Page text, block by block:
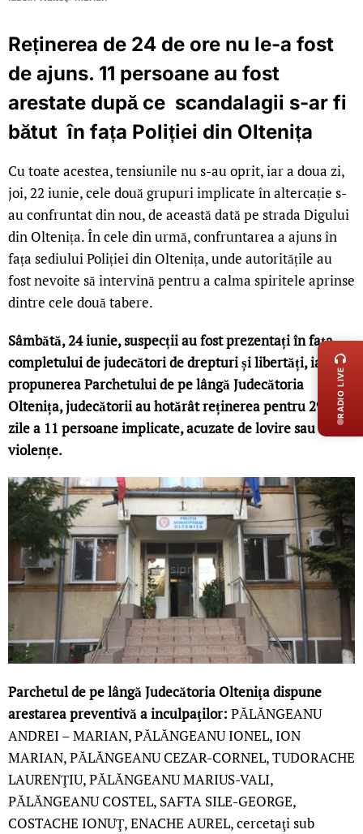
Reținerea de 24 de ore nu le-a fost
de ajuns. 11 persoane au fost
arestate după ce scandalagii s-ar fi
bătut în fața Poliției din Oltenița
Cu toate acestea, tensiunile nu s-au oprit, iar a doua zi,
joi, 22 iunie, cele două grupuri implicate în altercație s-
au confruntat din nou, de această dată pe strada Digului
din Oltenița. În cele din urmă, confruntarea a ajuns în
fața sediului Poliției din Oltenița, unde autoritățile au
fost nevoite să intervină pentru a calma spiritele aprinse
dintre cele două tabere.
Sâmbătă, 24 iunie, suspecții au fost prezentați în fața
completului de judecători de drepturi și libertăți, iar la
propunerea Parchetului de pe lângă Judecătoria
Oltenița, judecătorii au hotărât reținerea pentru 29 de
zile a 11 persoane implicate, acuzate de lovire sau alte
violențe.
Parchetul de pe lângă Judecătoria Olteniţa dispune
arestarea preventivă a inculpaţilor: PĂLĂNGEANU
ANDREI – MARIAN, PĂLĂNGEANU IONEL, ION
MARIAN, PĂLĂNGEANU CEZAR-CORNEL, TUDORACHE
LAURENŢIU, PĂLĂNGEANU MARIUS-VALI,
PĂLĂNGEANU COSTEL, SAFTA SILE-GEORGE,
COSTACHE IONUŢ, ENACHE AUREL, cercetaţi sub
RADIO LIVE